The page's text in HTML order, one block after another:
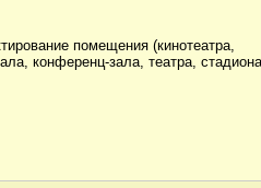
помещения (кинотеатра,
конференц-зала, театра,